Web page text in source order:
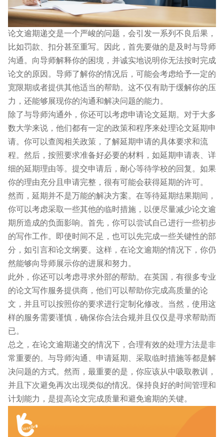
论文逾期递交是一个严峻的问题，会引发一系列不良后果，
比如罚款、扣分甚至重写。因此，首先要做的是及时与导师
沟通。向导师解释你的困境，并诚实地说明你无法按时完成
论文的原因。导师了解你的情况后，可能会考虑给予一定的
宽限期或者提供其他适当的帮助。这不仅有助于缓解你的压
力，还能够展现你的沟通和解决问题的能力。
除了与导师沟通外，你还可以考虑申请论文延期。对于大多
数大学来说，他们都有一定的政策和程序来处理论文延期申
请。你可以查阅相关政策，了解延期申请的具体要求和流
程。然后，按照要求准备好必要的材料，如延期申请表、详
细的延期理由等。提交申请后，耐心等待学校的回复。如果
你的理由充分且申请完整，很有可能会获得延期的许可。
然而，延期并不是万能的解决方案。在等待延期结果期间，
你可以考虑采取一些其他的临时措施，以便尽量减少论文逾
期所造成的负面影响。首先，你可以尝试自己进行一些初步
的写作工作。即使时间不足，也可以先完成一些关键性的部
分，如引言和论文纲要。这样，在论文逾期的情况下，你仍
然能够向导师展示你的进展和努力。
此外，你还可以考虑寻求外部的帮助。在英国，有很多专业
的论文写作服务提供商，他们可以帮助你完成高质量的论
文，并且可以按照你的要求进行定制化修改。当然，使用这
样的服务需要谨慎，确保你合法合规并且仅仅是寻求帮助而
已。
总之，在论文逾期递交的情况下，合理有效的处理方法是非
常重要的。与导师沟通、申请延期、采取临时措施等都是解
决问题的方式。然而，最重要的是，你应该从中吸取教训，
并且下次避免再次出现类似的情况。保持良好的时间管理和
计划能力，是提高论文完成质量和避免逾期的关键。